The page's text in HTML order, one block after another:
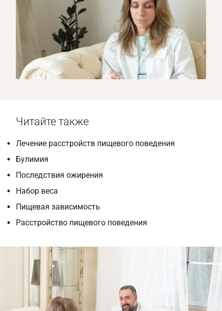
1/8
Читайте также
Лечение расстройств пищевого поведения
Булимия
Последствия ожирения
Набор веса
Пищевая зависимость
Расстройство пищевого поведения